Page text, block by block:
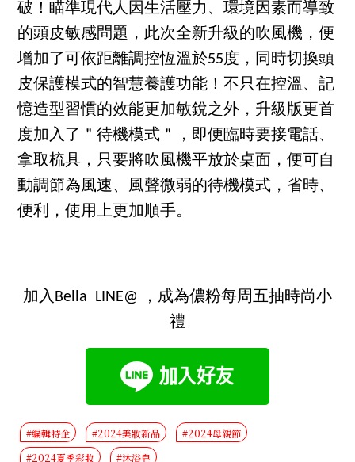
破！瞄準現代人因生活壓力、環境因素而導致
的頭皮敏感問題，此次全新升級的吹風機，便
增加了可依距離調控恆溫於55度，同時切換頭
皮保護模式的智慧養護功能！不只在控溫、記
憶造型習慣的效能更加敏銳之外，升級版更首
度加入了＂待機模式＂，即便臨時要接電話、
拿取梳具，只要將吹風機平放於桌面，便可自
動調節為風速、風聲微弱的待機模式，省時、
便利，使用上更加順手。
加入Bella LINE@ ，成為儂粉每周五抽時尚小
禮
#編輯特企 #2024美妝新品
#2024母親節
#2024夏季彩妝
#沐浴皂